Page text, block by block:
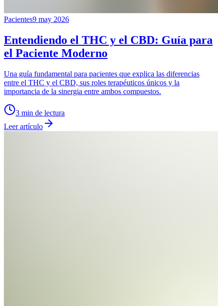
Pacientes9 may 2026
Entendiendo el THC y el CBD: Guía para
el Paciente Moderno
Una guía fundamental para pacientes que explica las diferencias
entre el THC y el CBD, sus roles terapéuticos únicos y la
importancia de la sinergia entre ambos compuestos.
3 min de lectura
Leer artículo